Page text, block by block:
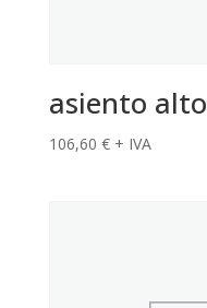
asiento alto
106,60 € + IVA